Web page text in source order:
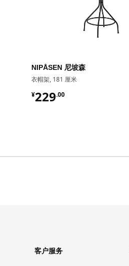
NIPÅSEN 尼坡森
衣帽架, 181 厘米
¥229.00
¥ 229.00
客户服务